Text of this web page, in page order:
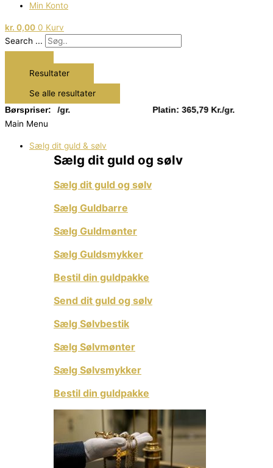
Min Konto
kr. 0,00 0 Kurv
Search ...
Resultater
Se alle resultater
Børspriser:
Kr./gr. Platin: 365,79 Kr./gr.
Main Menu
Sælg dit guld & sølv
Sælg dit guld og sølv
Sælg dit guld og sølv
Sælg Guldbarre
Sælg Guldmønter
Sælg Guldsmykker
Bestil din guldpakke
Send dit guld og sølv
Sælg Sølvbestik
Sælg Sølvmønter
Sælg Sølvsmykker
Bestil din guldpakke